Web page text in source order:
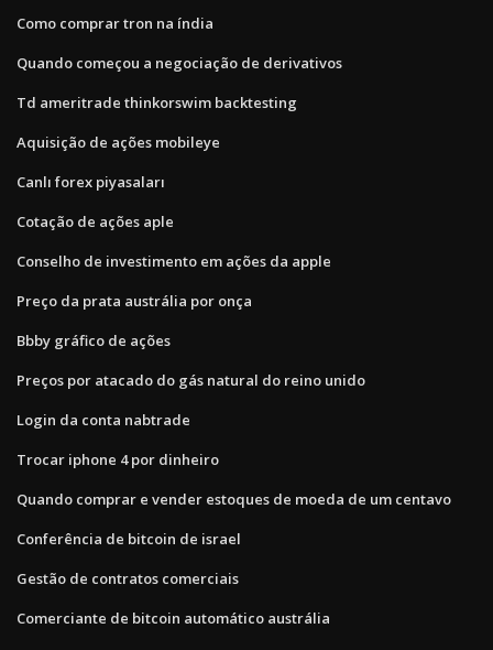
Como comprar tron ​​na índia
Quando começou a negociação de derivativos
Td ameritrade thinkorswim backtesting
Aquisição de ações mobileye
Canlı forex piyasaları
Cotação de ações aple
Conselho de investimento em ações da apple
Preço da prata austrália por onça
Bbby gráfico de ações
Preços por atacado do gás natural do reino unido
Login da conta nabtrade
Trocar iphone 4 por dinheiro
Quando comprar e vender estoques de moeda de um centavo
Conferência de bitcoin de israel
Gestão de contratos comerciais
Comerciante de bitcoin automático austrália